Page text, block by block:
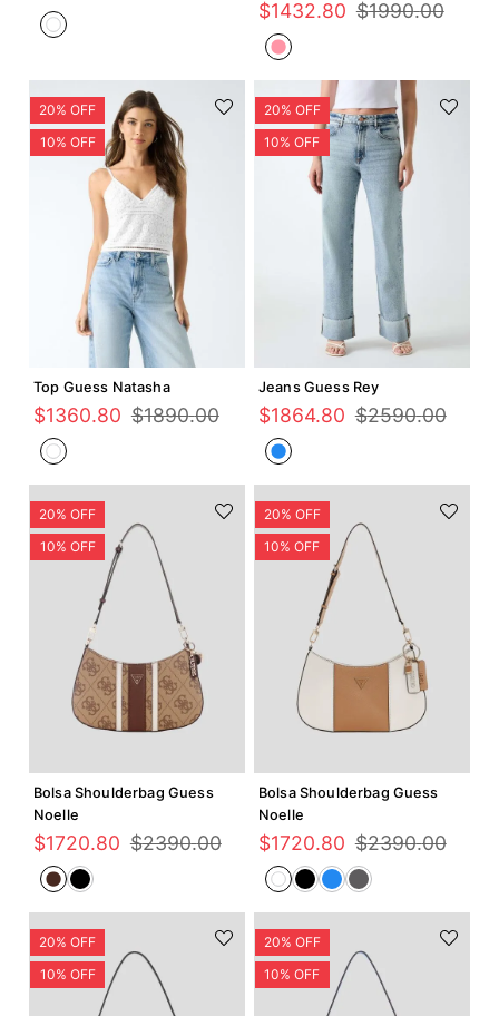
$1432.80 $1990.00
Agregar +
Top Guess Natasha
$1360.80 $1890.00
Agregar +
Jeans Guess Rey
$1864.80 $2590.00
Bolsa Shoulderbag Guess
Noelle
$1720.80 $2390.00
Bolsa Shoulderbag Guess
Noelle
$1720.80 $2390.00